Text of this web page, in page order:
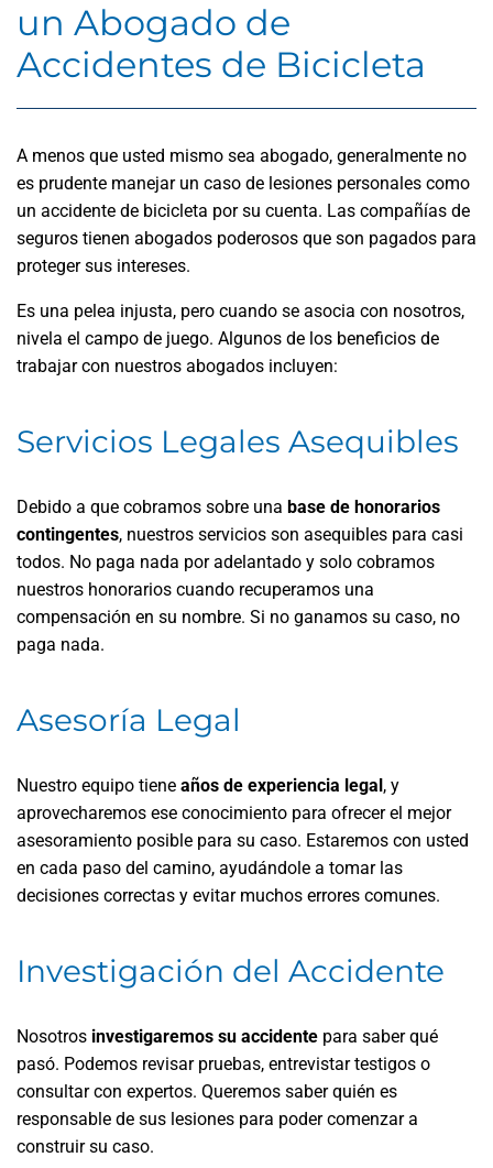
un Abogado de
Accidentes de Bicicleta
A menos que usted mismo sea abogado, generalmente no
es prudente manejar un caso de lesiones personales como
un accidente de bicicleta por su cuenta. Las compañías de
seguros tienen abogados poderosos que son pagados para
proteger sus intereses.
Es una pelea injusta, pero cuando se asocia con nosotros,
nivela el campo de juego. Algunos de los beneficios de
trabajar con nuestros abogados incluyen:
Servicios Legales Asequibles
Debido a que cobramos sobre una base de honorarios
contingentes, nuestros servicios son asequibles para casi
todos. No paga nada por adelantado y solo cobramos
nuestros honorarios cuando recuperamos una
compensación en su nombre. Si no ganamos su caso, no
paga nada.
Asesoría Legal
Nuestro equipo tiene años de experiencia legal, y
aprovecharemos ese conocimiento para ofrecer el mejor
asesoramiento posible para su caso. Estaremos con usted
en cada paso del camino, ayudándole a tomar las
decisiones correctas y evitar muchos errores comunes.
Investigación del Accidente
Nosotros investigaremos su accidente para saber qué
pasó. Podemos revisar pruebas, entrevistar testigos o
consultar con expertos. Queremos saber quién es
responsable de sus lesiones para poder comenzar a
construir su caso.